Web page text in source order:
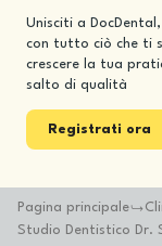
Unisciti a
con tutto ciò che ti
crescere la tua
salto di qualità
Registrati ora
Pagina principale
Studio Dentistico Dr.